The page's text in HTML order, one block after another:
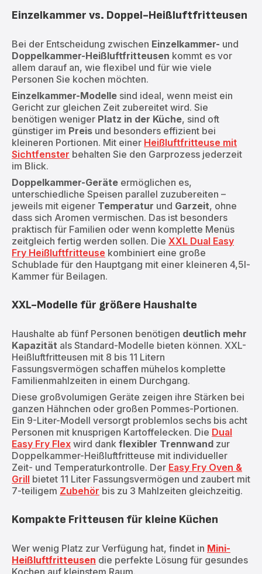
Einzelkammer vs. Doppel-Heißluftfritteusen
Bei der Entscheidung zwischen Einzelkammer- und
Doppelkammer-Heißluftfritteusen kommt es vor
allem darauf an, wie flexibel und für wie viele
Personen Sie kochen möchten.
Einzelkammer-Modelle sind ideal, wenn meist ein
Gericht zur gleichen Zeit zubereitet wird. Sie
benötigen weniger Platz in der Küche, sind oft
günstiger im Preis und besonders effizient bei
kleineren Portionen. Mit einer Heißluftfritteuse mit
Sichtfenster behalten Sie den Garprozess jederzeit
im Blick.
Doppelkammer-Geräte ermöglichen es,
unterschiedliche Speisen parallel zuzubereiten –
jeweils mit eigener Temperatur und Garzeit, ohne
dass sich Aromen vermischen. Das ist besonders
praktisch für Familien oder wenn komplette Menüs
zeitgleich fertig werden sollen. Die XXL Dual Easy
Fry Heißluftfritteuse kombiniert eine große
Schublade für den Hauptgang mit einer kleineren 4,5l-
Kammer für Beilagen.
XXL-Modelle für größere Haushalte
Haushalte ab fünf Personen benötigen deutlich mehr
Kapazität als Standard-Modelle bieten können. XXL-
Heißluftfritteusen mit 8 bis 11 Litern
Fassungsvermögen schaffen mühelos komplette
Familienmahlzeiten in einem Durchgang.
Diese großvolumigen Geräte zeigen ihre Stärken bei
ganzen Hähnchen oder großen Pommes-Portionen.
Ein 9-Liter-Modell versorgt problemlos sechs bis acht
Personen mit knusprigen Kartoffelecken. Die Dual
Easy Fry Flex wird dank flexibler Trennwand zur
Doppelkammer-Heißluftfritteuse mit individueller
Zeit- und Temperaturkontrolle. Der Easy Fry Oven &
Grill bietet 11 Liter Fassungsvermögen und zaubert mit
7-teiligem Zubehör bis zu 3 Mahlzeiten gleichzeitig.
Kompakte Fritteusen für kleine Küchen
Wer wenig Platz zur Verfügung hat, findet in Mini-
Heißluftfritteusen die perfekte Lösung für gesundes
Kochen auf kleinstem Raum.